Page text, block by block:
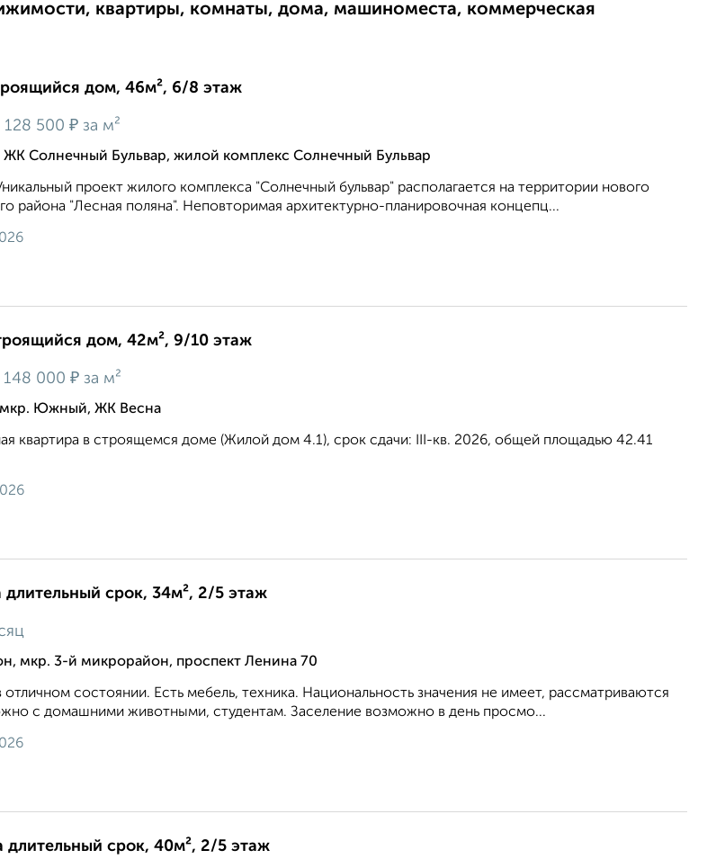
квартиры, комнаты, дома, машиноместа, коммерческая
дом, 46м², 6/8 этаж
128 500 ₽ за м²
Солнечный Бульвар, жилой комплекс Солнечный Бульвар
проект жилого комплекса "Солнечный бульвар" располагается на территории нового
района "Лесная поляна". Неповторимая архитектурно-планировочная концепц...
дом, 42м², 9/10 этаж
148 000 ₽ за м²
мкр. Южный, ЖК Весна
квартира в строящемся доме (Жилой дом 4.1), срок сдачи: III-кв. 2026, общей площадью 42.41
длительный срок, 34м², 2/5 этаж
мкр. 3-й микрорайон, проспект Ленина 70
отличном состоянии. Есть мебель, техника. Национальность значения не имеет, рассматриваются
с домашними животными, студентам. Заселение возможно в день просмо...
длительный срок, 40м², 2/5 этаж